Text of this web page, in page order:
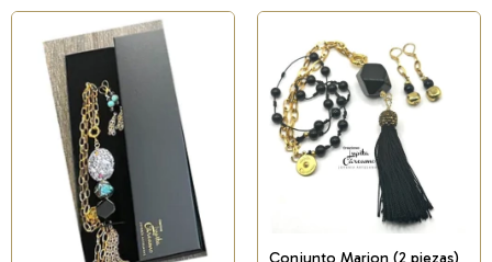
Conjunto Marion (2 piezas)